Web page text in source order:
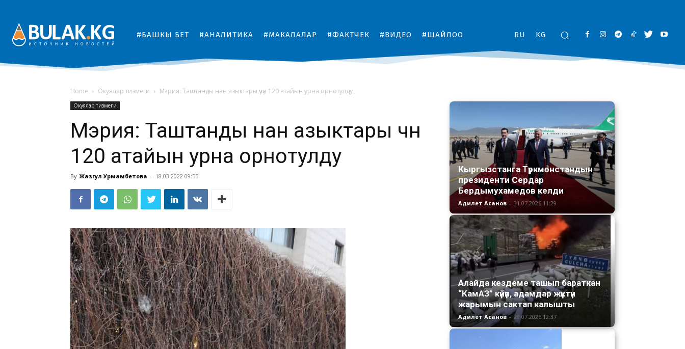
#БАШКЫ БЕТ #АНАЛИТИКА #МАКАЛАЛАР #ФАКТЧЕК #ВИДЕО #ШАЙЛОО RU KG
Home Окуялар тизмеги Мэрия: Таштанды нан азыктары үчүн 120 атайын урна орнотулду
Окуялар тизмеги
Мэрия: Таштанды нан азыктары үчүн
120 атайын урна орнотулду
By Жазгул Урмамбетова - 18.03.2022 09:55
Кыргызстанга Түркмөнстандын
президенти Сердар
Бердымухамедов келди
Адилет Асанов - 31.07.2026 11:29
Алайда кездеме ташып бараткан
“КамАЗ” күйүп, адамдар жүктүн
жарымын сактап калышты
Адилет Асанов - 29.07.2026 12:37